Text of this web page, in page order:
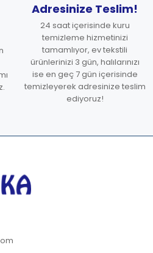
Adresinize Teslim!
24 saat içerisinde kuru
temizleme hizmetinizi
tamamlıyor, ev tekstili
ürünlerinizi 3 gün, halılarınızı
ise en geç 7 gün içerisinde
temizleyerek adresinize teslim
ediyoruz!